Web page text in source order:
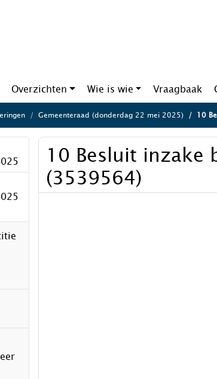
Overzichten Wie is wie Vraagbaak
Gemeenteraad (donderdag 22 mei 2025) 10
10 Besluit inzake
(3539564)